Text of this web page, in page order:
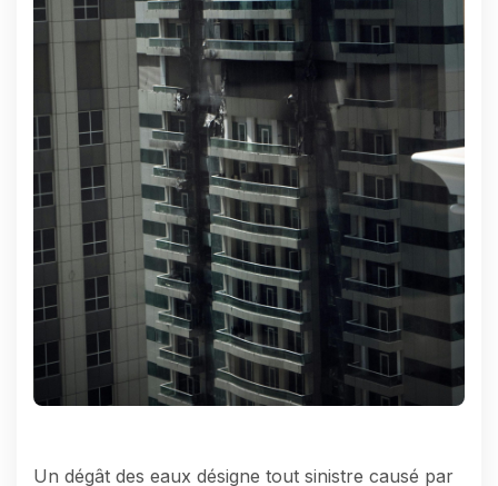
Un dégât des eaux désigne tout sinistre causé par